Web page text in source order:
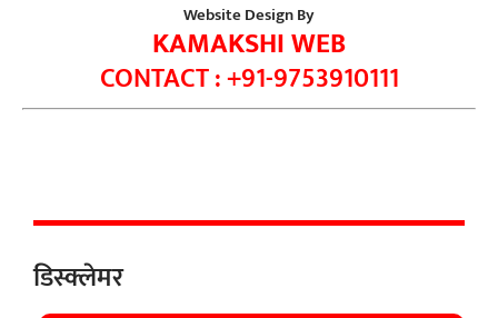
Website Design By
KAMAKSHI WEB
CONTACT : +91-9753910111
डिस्क्लेमर